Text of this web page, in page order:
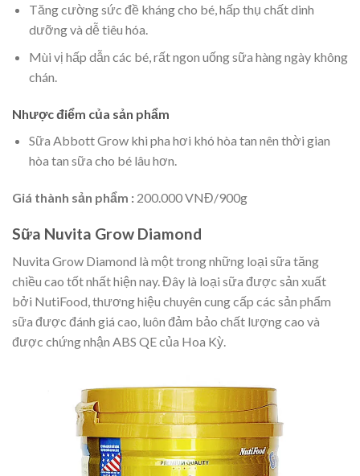
Tăng cường sức đề kháng cho bé, hấp thụ chất dinh
dưỡng và dễ tiêu hóa.
Mùi vị hấp dẫn các bé, rất ngon uống sữa hàng ngày không
chán.
Nhược điểm của sản phẩm
Sữa Abbott Grow khi pha hơi khó hòa tan nên thời gian
hòa tan sữa cho bé lâu hơn.
Giá thành sản phẩm : 200.000 VNĐ/900g
Sữa Nuvita Grow Diamond
Nuvita Grow Diamond là một trong những loại sữa tăng
chiều cao tốt nhất hiện nay. Đây là loại sữa được sản xuất
bởi NutiFood, thương hiệu chuyên cung cấp các sản phẩm
sữa được đánh giá cao, luôn đảm bảo chất lượng cao và
được chứng nhận ABS QE của Hoa Kỳ.